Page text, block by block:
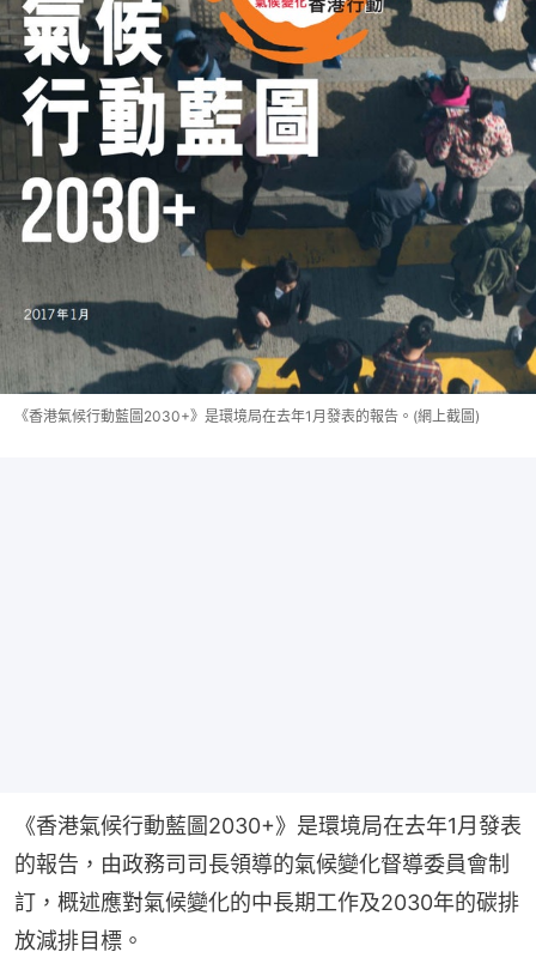
《香港氣候行動藍圖2030+》是環境局在去年1月發表的報告。(網上截圖)
《香港氣候行動藍圖2030+》是環境局在去年1月發表
的報告，由政務司司長領導的氣候變化督導委員會制
訂，概述應對氣候變化的中長期工作及2030年的碳排
放減排目標。